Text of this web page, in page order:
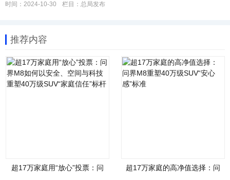
时间：2024-10-30 栏目： 总局发布
推荐内容
超17万家庭用“放心”投票：问
超17万家庭的高净值选择：问